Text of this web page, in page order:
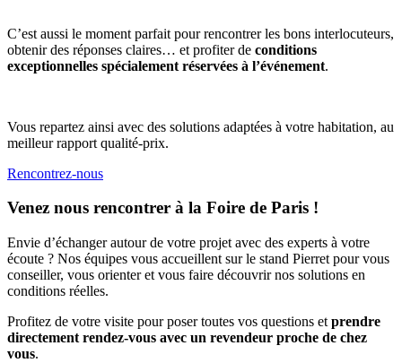
C’est aussi le moment parfait pour rencontrer les bons interlocuteurs,
obtenir des réponses claires… et profiter de conditions
exceptionnelles spécialement réservées à l’événement.
Vous repartez ainsi avec des solutions adaptées à votre habitation, au
meilleur rapport qualité-prix.
Rencontrez-nous
Venez nous rencontrer à la Foire de Paris !
Envie d’échanger autour de votre projet avec des experts à votre
écoute ? Nos équipes vous accueillent sur le stand Pierret pour vous
conseiller, vous orienter et vous faire découvrir nos solutions en
conditions réelles.
Profitez de votre visite pour poser toutes vos questions et prendre
directement rendez-vous avec un revendeur proche de chez
vous.